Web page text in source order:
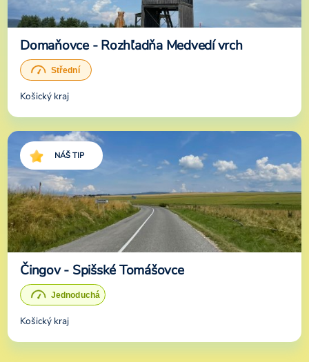
Domaňovce - Rozhľadňa Medvedí vrch
Košický kraj
NÁŠ TIP
Čingov - Spišské Tomášovce
Košický kraj